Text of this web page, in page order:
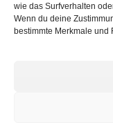
wie das Surfverhalten
Wenn du deine
bestimmte Merkmale und